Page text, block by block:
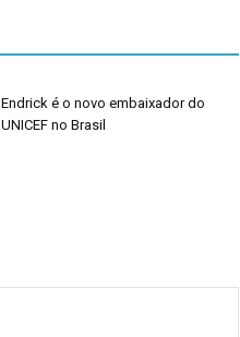
Endrick é o novo embaixador do
UNICEF no Brasil